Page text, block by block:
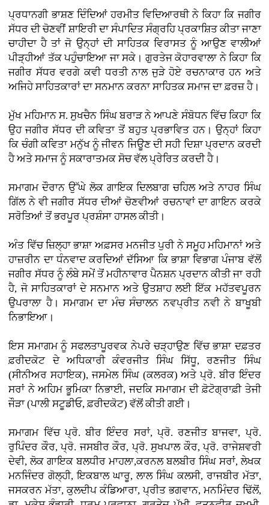
ਪ੍ਰਧਾਨਗੀ ਭਾਸ਼ਣ ਦਿੰਦਿਆਂ ਹਰਮੀਤ ਵਿਦਿਆਰਥੀ ਨੇ ਕਿਹਾ ਕਿ ਜਗੀਰ
ਸੱਧਰ ਦੀ ਚੋਣਵੀਂ ਸ਼ਾਇਰੀ ਦਾ ਸੰਪਾਦਿਤ ਸੰਗ੍ਰਹਿ ਪ੍ਰਕਾਸ਼ਿਤ ਕੀਤਾ ਜਾਣਾ
ਚਾਹੀਦਾ ਹੈ ਤਾਂ ਜੋ ਉਨ੍ਹਾਂ ਦੀ ਸਾਹਿਤਕ ਵਿਰਾਸਤ ਨੂੰ ਆਉਣ ਵਾਲੀਆਂ
ਪੀੜ੍ਹੀਆਂ ਤੱਕ ਪਹੁੰਚਾਇਆ ਜਾ ਸਕੇ। ਗੁਰਤੇਜ ਕੋਹਾਰਵਾਲਾ ਨੇ ਕਿਹਾ ਕਿ
ਜਗੀਰ ਸੱਧਰ ਵਰਗੇ ਕਵੀ ਧਰਤੀ ਨਾਲ ਜੁੜੇ ਹੋਏ ਰਚਨਾਕਾਰ ਹਨ ਅਤੇ
ਅਜਿਹੇ ਸਾਹਿਤਕਾਰਾਂ ਦਾ ਸਨਮਾਨ ਕਰਨਾ ਸਾਹਿਤਕ ਸਮਾਜ ਦਾ ਫ਼ਰਜ਼ ਹੈ।
ਮੁੱਖ ਮਹਿਮਾਨ ਸ. ਸੁਖਚੈਨ ਸਿੰਘ ਬਰਾੜ ਨੇ ਆਪਣੇ ਸੰਬੋਧਨ ਵਿੱਚ ਕਿਹਾ ਕਿ
ਉਹ ਜਗੀਰ ਸੱਧਰ ਦੀ ਕਵਿਤਾ ਤੋਂ ਬਹੁਤ ਪ੍ਰਭਾਵਿਤ ਹਨ। ਉਨ੍ਹਾਂ ਕਿਹਾ
ਕਿ ਚੰਗੀ ਕਵਿਤਾ ਮਨੁੱਖ ਨੂੰ ਜੀਵਨ ਜਿਊਣ ਦੀ ਸਹੀ ਦਿਸ਼ਾ ਪ੍ਰਦਾਨ ਕਰਦੀ
ਹੈ ਅਤੇ ਸਮਾਜ ਨੂੰ ਸਕਾਰਾਤਮਕ ਸੋਚ ਵੱਲ ਪ੍ਰੇਰਿਤ ਕਰਦੀ ਹੈ।
ਸਮਾਗਮ ਦੌਰਾਨ ਉੱਘੇ ਲੋਕ ਗਾਇਕ ਦਿਲਬਾਗ ਚਹਿਲ ਅਤੇ ਨਾਹਰ ਸਿੰਘ
ਗਿੱਲ ਨੇ ਵੀ ਜਗੀਰ ਸੱਧਰ ਦੀਆਂ ਚੋਣਵੀਆਂ ਰਚਨਾਵਾਂ ਦਾ ਗਾਇਨ ਕਰਕੇ
ਸਰੋਤਿਆਂ ਤੋਂ ਭਰਪੂਰ ਪ੍ਰਸ਼ੰਸਾ ਹਾਸਲ ਕੀਤੀ।
ਅੰਤ ਵਿੱਚ ਜ਼ਿਲ੍ਹਾ ਭਾਸ਼ਾ ਅਫ਼ਸਰ ਮਨਜੀਤ ਪੁਰੀ ਨੇ ਸਮੂਹ ਮਹਿਮਾਨਾਂ ਅਤੇ
ਹਾਜ਼ਰੀਨ ਦਾ ਧੰਨਵਾਦ ਕਰਦਿਆਂ ਦੱਸਿਆ ਕਿ ਭਾਸ਼ਾ ਵਿਭਾਗ ਪੰਜਾਬ ਵੱਲੋਂ
ਜਗੀਰ ਸੱਧਰ ਨੂੰ ਲੰਬੇ ਸਮੇਂ ਤੋਂ ਮਹੀਨਾਵਾਰ ਪੈਨਸ਼ਨ ਪ੍ਰਦਾਨ ਕੀਤੀ ਜਾ ਰਹੀ
ਹੈ, ਜੋ ਸਾਹਿਤਕਾਰਾਂ ਦੇ ਸਨਮਾਨ ਅਤੇ ਉਤਸ਼ਾਹ ਲਈ ਇੱਕ ਮਹੱਤਵਪੂਰਨ
ਉਪਰਾਲਾ ਹੈ। ਸਮਾਗਮ ਦਾ ਮੰਚ ਸੰਚਾਲਨ ਨਵਪ੍ਰੀਤ ਨਵੀ ਨੇ ਬਾਖੂਬੀ
ਨਿਭਾਇਆ।
ਇਸ ਸਮਾਗਮ ਨੂੰ ਸਫਲਤਾਪੂਰਵਕ ਨੇਪਰੇ ਚੜ੍ਹਾਉਣ ਵਿੱਚ ਭਾਸ਼ਾ ਦਫ਼ਤਰ
ਫ਼ਰੀਦਕੋਟ ਦੇ ਅਧਿਕਾਰੀ ਕੰਵਰਜੀਤ ਸਿੰਘ ਸਿੱਧੂ, ਰਣਜੀਤ ਸਿੰਘ
(ਸੀਨੀਅਰ ਸਹਾਇਕ), ਜਸਮੇਲ ਸਿੰਘ (ਕਲਰਕ) ਅਤੇ ਪ੍ਰੋ. ਬੀਰ ਇੰਦਰ
ਸਰਾਂ ਨੇ ਅਹਿਮ ਭੂਮਿਕਾ ਨਿਭਾਈ, ਜਦਕਿ ਸਮਾਗਮ ਦੀ ਫ਼ੋਟੋਗ੍ਰਾਫ਼ੀ ਤੇਜੀ
ਜੌੜਾ (ਪਾਲੀ ਸਟੂਡੀਓ, ਫ਼ਰੀਦਕੋਟ) ਵੱਲੋਂ ਕੀਤੀ ਗਈ।
ਸਮਾਗਮ ਵਿੱਚ ਪ੍ਰੋ. ਬੀਰ ਇੰਦਰ ਸਰਾਂ, ਪ੍ਰੋ. ਰਣਜੀਤ ਬਾਜਵਾ, ਪ੍ਰੋ.
ਰੁਪਿੰਦਰ ਕੌਰ, ਪ੍ਰੋ. ਜਸਬੀਰ ਕੌਰ, ਪ੍ਰੋ. ਸੁਖਪਾਲ ਕੌਰ, ਪ੍ਰੋ. ਰਾਜੇਸ਼ਵਰੀ
ਦੇਵੀ, ਲੋਕ ਗਾਇਕ ਬਲਧੀਰ ਮਾਹਲਾ,ਕਰਨਲ ਬਲਬੀਰ ਸਿੰਘ ਸਰਾਂ, ਲੇਖਕ
ਮਨਜਿੰਦਰ ਗੋਲ੍ਹੀ, ਇਕਬਾਲ ਘਾਰੂ, ਲਾਲ ਸਿੰਘ ਕਲਸੀ, ਰਾਜਬੀਰ ਮੱਤਾ,
ਜਸਕਰਨ ਮੱਤਾ, ਕੁਲਦੀਪ ਕੰਡਿਆਰਾ, ਪ੍ਰੀਤ ਭਗਵਾਨ, ਮਨਮਿੰਦਰ ਢਿੱਲੋਂ,